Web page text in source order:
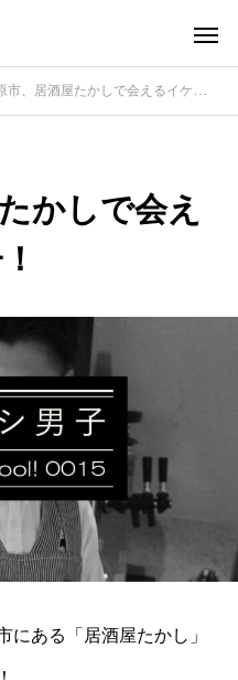
、居酒屋たかしで会えるイケメン男子！
かしで会え
にある「居酒屋たかし」